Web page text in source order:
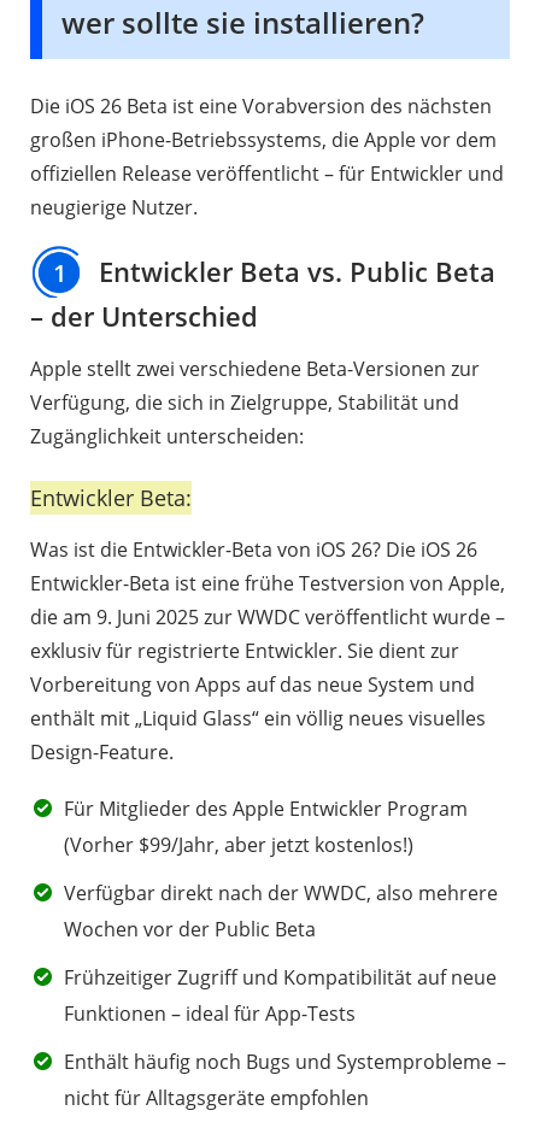
Wie lange dauert der iOS 26 Beta-
wer sollte sie installieren?
Die iOS 26 Beta ist eine Vorabversion des nächsten
großen iPhone-Betriebssystems, die Apple vor dem
offiziellen Release veröffentlicht – für Entwickler und
neugierige Nutzer.
1
Entwickler Beta vs. Public Beta
– der Unterschied
Apple stellt zwei verschiedene Beta-Versionen zur
Verfügung, die sich in Zielgruppe, Stabilität und
Zugänglichkeit unterscheiden:
Entwickler Beta:
Was ist die Entwickler-Beta von iOS 26? Die iOS 26
Entwickler-Beta ist eine frühe Testversion von Apple,
die am 9. Juni 2025 zur WWDC veröffentlicht wurde –
exklusiv für registrierte Entwickler. Sie dient zur
Vorbereitung von Apps auf das neue System und
enthält mit „Liquid Glass“ ein völlig neues visuelles
Design-Feature.
Für Mitglieder des Apple Entwickler Program
(Vorher $99/Jahr, aber jetzt kostenlos!)
Verfügbar direkt nach der WWDC, also mehrere
Wochen vor der Public Beta
Frühzeitiger Zugriff und Kompatibilität auf neue
Funktionen – ideal für App-Tests
Enthält häufig noch Bugs und Systemprobleme –
nicht für Alltagsgeräte empfohlen